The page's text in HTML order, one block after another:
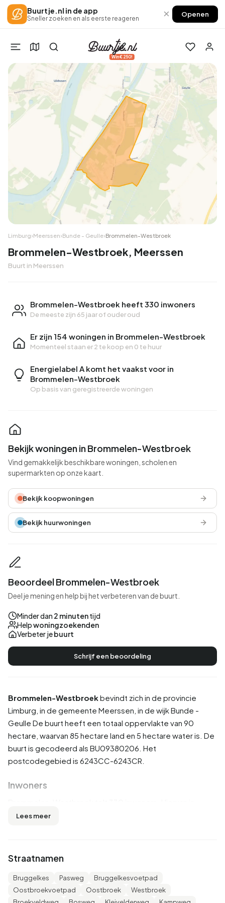
Buurtje.nl in de app
Sneller zoeken en als eerste reageren × Openen
Win €250!
Limburg›Meerssen›Bunde - Geulle›Brommelen-Westbroek
Brommelen-Westbroek, Meerssen
Buurt in Meerssen
Brommelen-Westbroek heeft 330 inwoners
De meeste zijn 65 jaar of ouder oud
Er zijn 154 woningen in Brommelen-Westbroek
Momenteel staan er2 te koop en 0 te huur
Energielabel A komt het vaakst voor in
Brommelen-Westbroek
Op basis van geregistreerde woningen
Brommelen-Westbroekbevindt zich in de provincie
Limburg , in de gemeente Meerssen , in de wijkBunde -
Geulle De buurt heeft een totaal oppervlakte van 90
hectare, waarvan 85 hectare land en 5 hectare water is. De
buurt is gecodeerd als BU09380206. Het
postcodegebied is 6243CC-6243CR.
Inwoners
51,5% man en 50,0% vrouw. De meeste inwoners zijn 65
37,9% is ongehuwd, 48,5% is gehuwd, 7,6% is gescheiden
en 6,1% is verweduwd. 300 inwoners komen uit Nederland,
20 komen uit Europa en 10 komen uit landen buiten Europa.
Lees meer
Straatnamen
Bruggelkes Pasweg
Bruggelkesvoetpad
Oostbroekvoetpad
Oostbroek
Westbroek
Bekijk woningen in Brommelen-Westbroek
Vind gemakkelijk beschikbare woningen, scholen en
supermarkten op onze kaart.
Bekijk koopwoningen
Bekijk huurwoningen
Beoordeel Brommelen-Westbroek
Deel je mening en help bij het verbeteren van de buurt.
Minder dan 2 minutentijd
Helpwoningzoekenden
Verbeter jebuurt
Schrijf een beoordeling